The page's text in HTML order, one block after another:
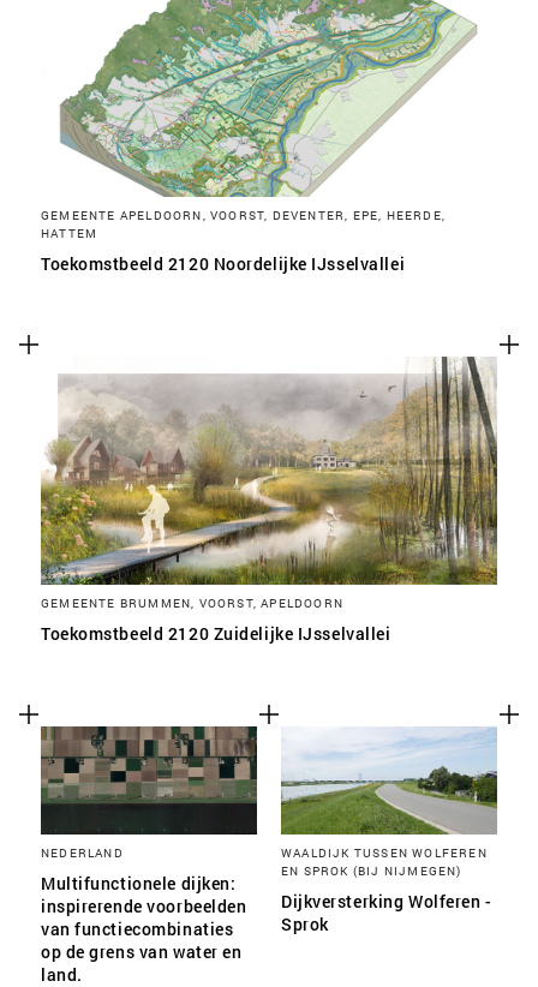
GEMEENTE APELDOORN, VOORST, DEVENTER, EPE, HEERDE,
HATTEM
Toekomstbeeld 2120 Noordelijke IJsselvallei
GEMEENTE BRUMMEN, VOORST, APELDOORN
Toekomstbeeld 2120 Zuidelijke IJsselvallei
NEDERLAND
Multifunctionele dijken:
inspirerende voorbeelden
van functiecombinaties
op de grens van water en
land.
WAALDIJK TUSSEN WOLFEREN
EN SPROK (BIJ NIJMEGEN)
Dijkversterking Wolferen -
Sprok
SLA VOORKEUREN OP